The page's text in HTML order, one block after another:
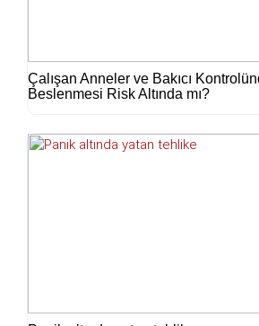
Çalışan Anneler ve Bakıcı
Beslenmesi Risk Altında mı?